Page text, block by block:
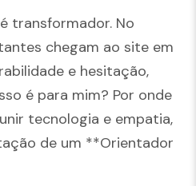
transformador. No
chegam ao site em
e hesitação,
é para mim? Por onde
tecnologia e empatia,
de um **Orientador